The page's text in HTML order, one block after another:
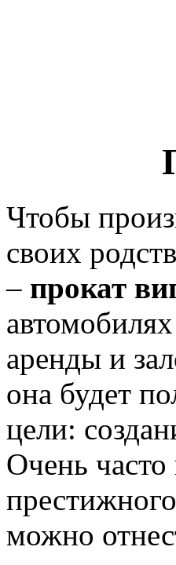
Чтобы
своих
– прокат
аренды и
она будет
цели:
Очень часто
можно